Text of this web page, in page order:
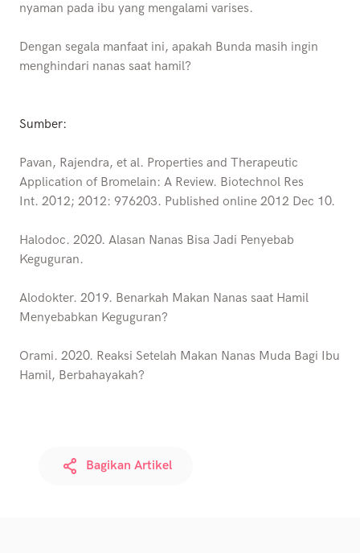
nyaman pada ibu yang mengalami varises.
Dengan segala manfaat ini, apakah Bunda masih ingin
menghindari nanas saat hamil?
Sumber:
Pavan, Rajendra, et al. Properties and Therapeutic
Application of Bromelain: A Review. Biotechnol Res
Int. 2012; 2012: 976203. Published online 2012 Dec 10.
Halodoc. 2020. Alasan Nanas Bisa Jadi Penyebab
Keguguran.
Alodokter. 2019. Benarkah Makan Nanas saat Hamil
Menyebabkan Keguguran?
Orami. 2020. Reaksi Setelah Makan Nanas Muda Bagi Ibu
Hamil, Berbahayakah?
Bagikan Artikel